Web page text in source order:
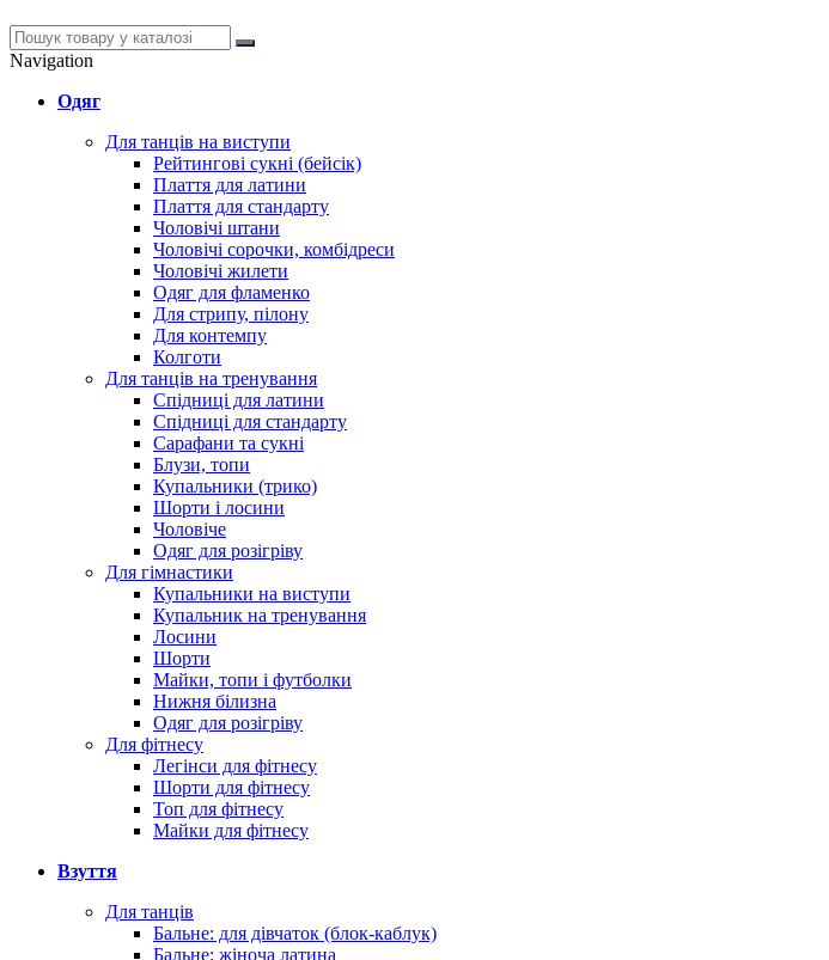
Navigation
Одяг
Для танців на виступи
Рейтингові сукні (бейсік)
Плаття для латини
Плаття для стандарту
Чоловічі штани
Чоловічі сорочки, комбідреси
Чоловічі жилети
Одяг для фламенко
Для стрипу, пілону
Для контемпу
Колготи
Для танців на тренування
Спідниці для латини
Спідниці для стандарту
Сарафани та сукні
Блузи, топи
Купальники (трико)
Шорти і лосини
Чоловіче
Одяг для розігріву
Для гімнастики
Купальники на виступи
Купальник на тренування
Лосини
Шорти
Майки, топи і футболки
Нижня білизна
Одяг для розігріву
Для фітнесу
Легінси для фітнесу
Шорти для фітнесу
Топ для фітнесу
Майки для фітнесу
Взуття
Для танців
Бальне: для дівчаток (блок-каблук)
Бальне: жіноча латина